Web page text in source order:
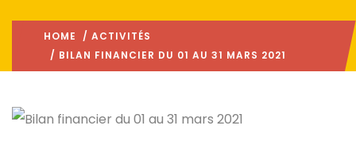
HOME / ACTIVITÉS
/ BILAN FINANCIER DU 01 AU 31 MARS 2021